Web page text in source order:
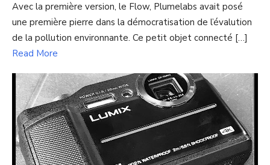
Avec la première version, le Flow, Plumelabs avait posé
une première pierre dans la démocratisation de l’évalution
de la pollution environnante. Ce petit objet connecté […]
Read More